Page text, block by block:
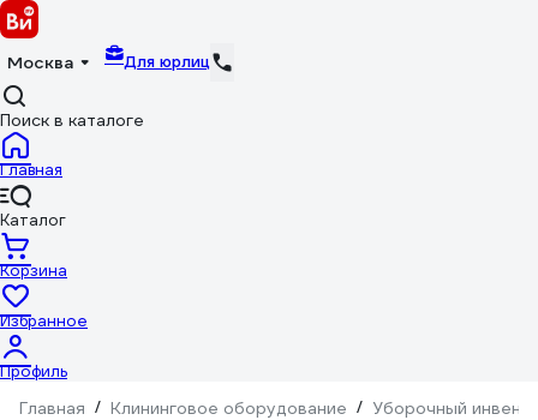
Москва Для юрлиц
Поиск в каталоге
Главная
Каталог
Корзина
Избранное
Профиль
Главная / Клининговое оборудование / Уборочный